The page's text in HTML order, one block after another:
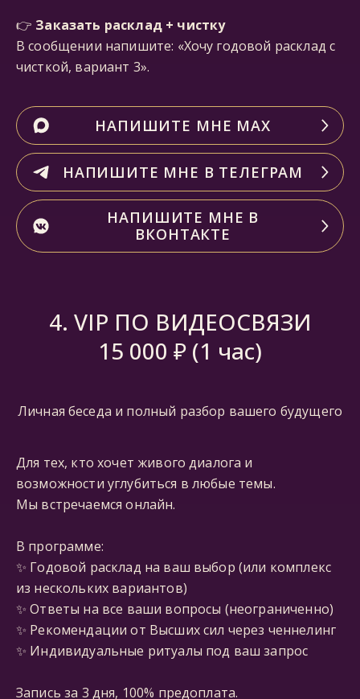
👉 Заказать расклад + чистку
В сообщении напишите: «Хочу годовой расклад с
чисткой, вариант 3».
НАПИШИТЕ МНЕ МАХ
НАПИШИТЕ МНЕ В ТЕЛЕГРАМ
НАПИШИТЕ МНЕ В
ВКОНТАКТЕ
4. VIP ПО ВИДЕОСВЯЗИ
15 000 ₽ (1 час)
Личная беседа и полный разбор вашего будущего
Для тех, кто хочет живого диалога и
возможности углубиться в любые темы.
Мы встречаемся онлайн.
В программе:
✨ Годовой расклад на ваш выбор (или комплекс
из нескольких вариантов)
✨ Ответы на все ваши вопросы (неограниченно)
✨ Рекомендации от Высших сил через ченнелинг
✨ Индивидуальные ритуалы под ваш запрос
Запись за 3 дня, 100% предоплата.